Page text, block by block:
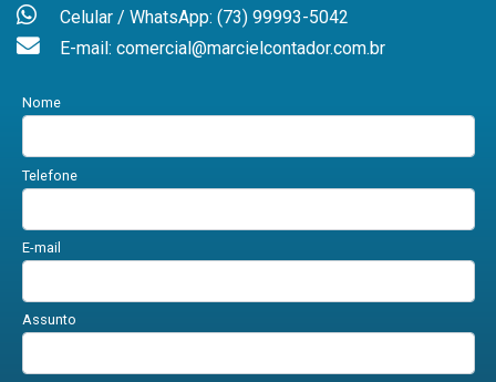
Celular / WhatsApp: (73) 99993-5042
E-mail: comercial@marcielcontador.com.br
Nome
Telefone
E-mail
Assunto